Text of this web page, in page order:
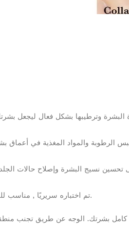
تم اختباره سريريًا , مناسب للبشرة الحساسة.
كامل بشرتك. الوجه عن طريق تجنب